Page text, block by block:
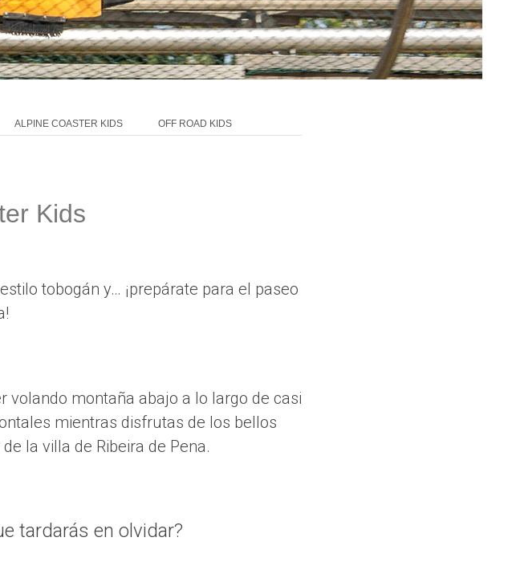
ALPINE COASTER KIDS OFF ROAD KIDS
Kids
tobogán y… ¡prepárate para el paseo
volando montaña abajo a lo largo de casi
mientras disfrutas de los bellos
la villa de Ribeira de Pena.
tardarás en olvidar?